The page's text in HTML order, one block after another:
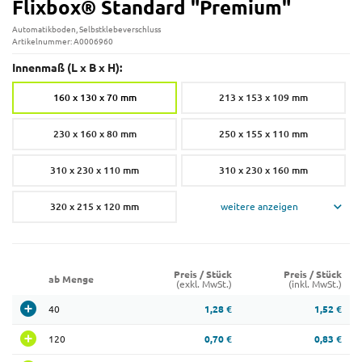
Flixbox® Standard "Premium"
Automatikboden, Selbstklebeverschluss
Artikelnummer: A0006960
Innenmaß (L x B x H):
160 x 130 x 70 mm 213 x 153 x 109 mm
230 x 160 x 80 mm 250 x 155 x 110 mm
310 x 230 x 110 mm 310 x 230 x 160 mm
320 x 215 x 120 mm weitere anzeigen
ab Menge
Preis / Stück
(exkl. MwSt.)
Preis / Stück
(inkl. MwSt.)
40 1,28 € 1,52 €
120 0,70 € 0,83 €